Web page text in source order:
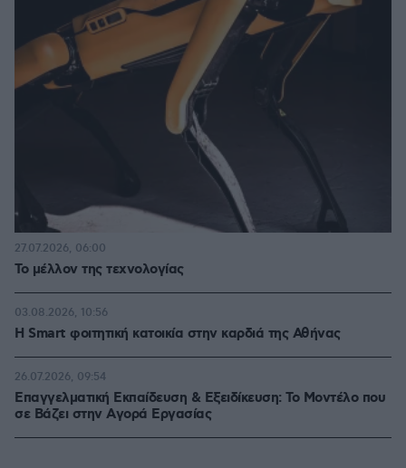
Το μέλλον της τεχνολογίας
27.07.2026, 06:00
Η Smart φοιτητική κατοικία στην καρδιά της Αθήνας
03.08.2026, 10:56
Επαγγελματική Εκπαίδευση & Εξειδίκευση: Το Mοντέλο που
σε Bάζει στην Aγορά Eργασίας
26.07.2026, 09:54